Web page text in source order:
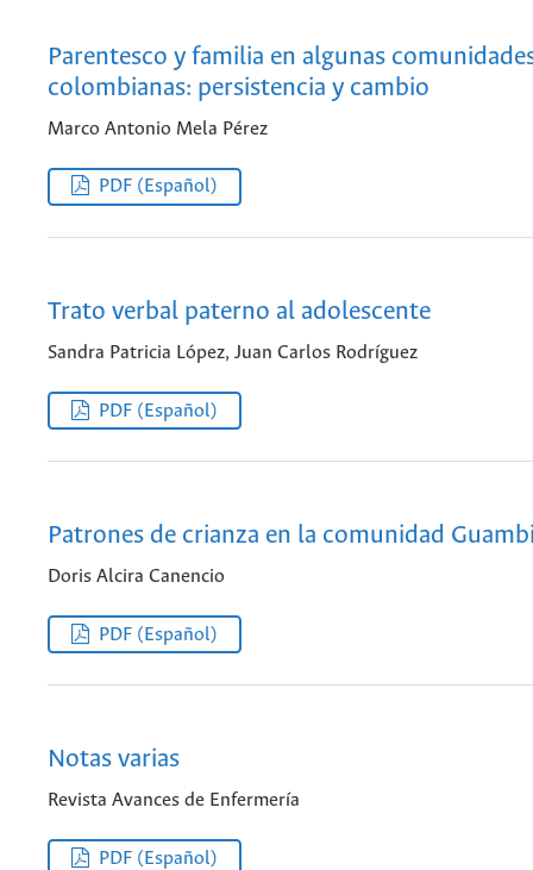
Parentesco y familia en algunas
colombianas: persistencia y cambio
Marco Antonio Mela Pérez
PDF (Español)
Trato verbal paterno al adolescente
Sandra Patricia López, Juan Carlos Rodríguez
PDF (Español)
Patrones de crianza en la comunidad
Doris Alcira Canencio
PDF (Español)
Notas varias
Revista Avances de Enfermería
PDF (Español)